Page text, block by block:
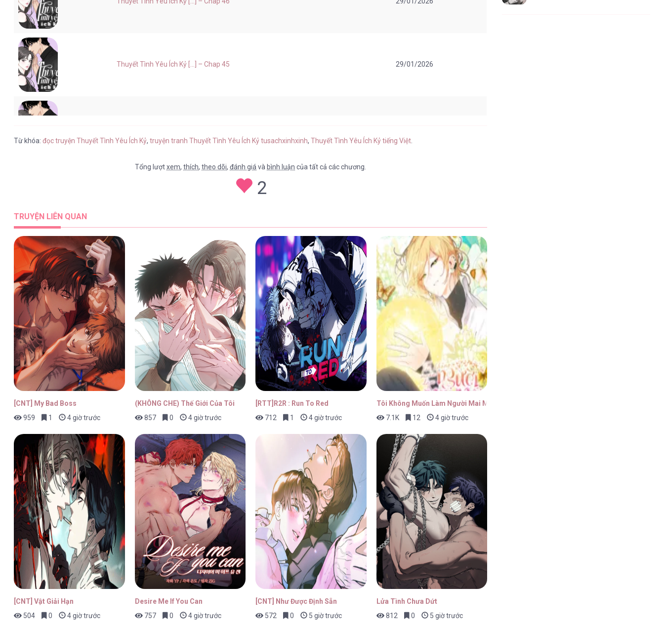
Thuyết Tình Yêu Ích Kỷ [...] – Chap 45 29/01/2026
Thuyết Tình Yêu Ích Kỷ [...] – Chap 42 29/01/2026
Thuyết Tình Yêu Ích Kỷ [...] – Chap 41 29/01/2026
Thuyết Tình Yêu Ích Kỷ [...] – Chap 40 29/01/2026
Thuyết Tình Yêu Ích Kỷ [...] – Chap 39 29/01/2026
Thuyết Tình Yêu Ích Kỷ [...] – Chap 38 29/01/2026
Thuyết Tình Yêu Ích Kỷ [...] – Chap 37 29/01/2026
Từ khóa:đọc truyện Thuyết Tình Yêu Ích Kỷ,truyện tranh Thuyết Tình Yêu Ích Kỷ tusachxinhxinh,Thuyết Tình Yêu Ích Kỷ tiếng Việt
Tổng lượtxem,thích,theo dõi,đánh giá vàbình luận của tất cả các chương.
2
TRUYỆN LIÊN QUAN
[CNT] My Bad Boss
959
1 4 giờ trước
(KHÔNG CHE) Thế Giới Của Tôi
857
0 4 giờ trước
[RTT]R2R : Run To Red
712
1 4 giờ trước
Tôi Không Muốn Làm Người Mai Mối
7.1K
12 4 giờ trước
[CNT] Vật Giải Hạn
504
0 4 giờ trước
Desire Me If You Can
757
0 4 giờ trước
[CNT] Như Được Định Sẵn
572
0 5 giờ trước
Lửa Tình Chưa Dứt
812
0 5 giờ trước